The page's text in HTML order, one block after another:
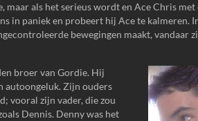
maar als het serieus wordt en Ace Chris met
in paniek en probeert hij Ace te kalmeren.
bewegingen maakt, vandaar
broer van Gordie. Hij
autoongeluk. Zijn ouders
vooral zijn vader, die zou
Dennis. Denny was het